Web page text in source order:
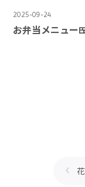
2025-09-24
お弁当メニュー